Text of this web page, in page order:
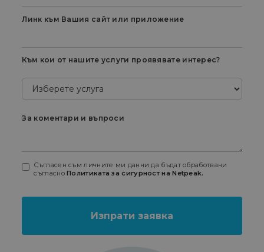
Линк към Вашия сайт или приложение
Към кои от нашите услуги проявявате интерес?
За коментари и въпроси
Съгласен съм личните ми данни да бъдат обработвани
съгласноПолитиката за сигурност на Netpeak.